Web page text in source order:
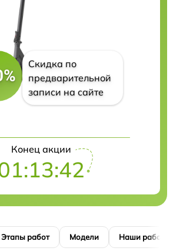
Скидка по
предварительной
записи на сайте
Конец акции
Этапы работ Модели Наши работы